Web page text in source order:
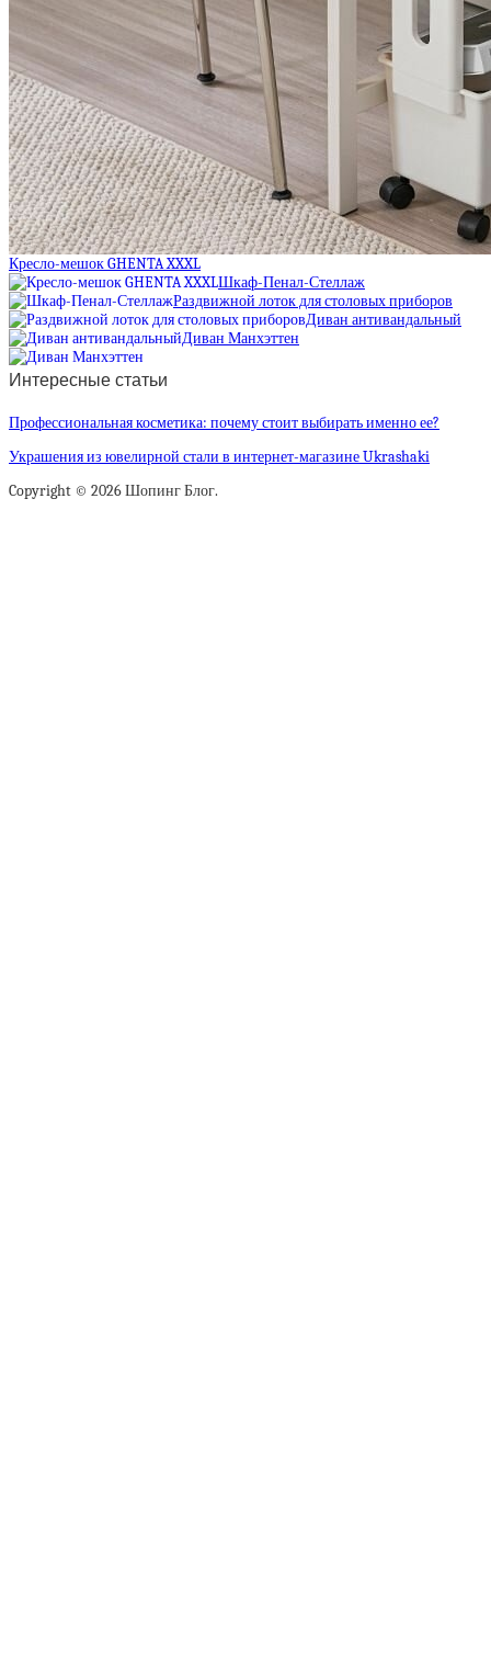
Кресло-мешок GHENTA XXXL
Шкаф-Пенал-Стеллаж
Раздвижной лоток для столовых приборов
Диван антивандальный
Диван Манхэттен
Интересные статьи
Профессиональная косметика: почему стоит выбирать именно ее?
Украшения из ювелирной стали в интернет-магазине Ukrashaki
Copyright © 2026 Шопинг Блог.